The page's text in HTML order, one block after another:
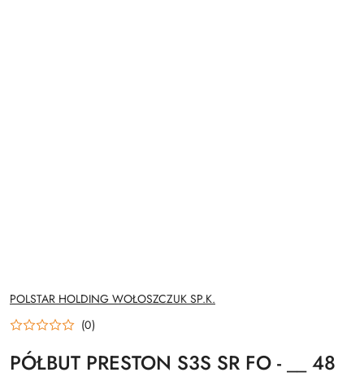
NAZWA
PRODUCENTA:
POLSTAR HOLDING WOŁOSZCZUK SP.K.
(0)
PÓŁBUT PRESTON S3S SR FO - __ 48